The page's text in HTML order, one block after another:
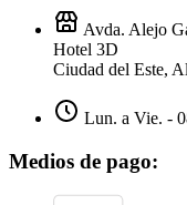
Avda. Alejo
Hotel 3D
Ciudad del Este,
Lun. a Vie. -
Medios de pago: